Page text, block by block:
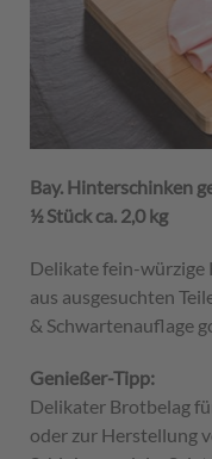
Bay. Hinterschinken
½ Stück ca. 2,0 kg
Delikate fein-würzige
aus ausgesuchten
& Schwartenauflage
Genießer-Tipp:
Delikater Brotbelag
oder zur Herstellung